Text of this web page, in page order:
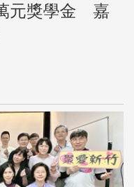
元獎學金 嘉